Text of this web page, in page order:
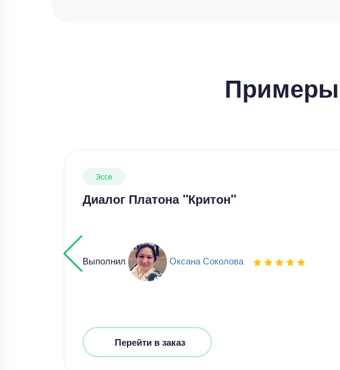
Эссе
Диалог Платона "Критон"
Выполнил Оксана Соколова
Перейти в заказ